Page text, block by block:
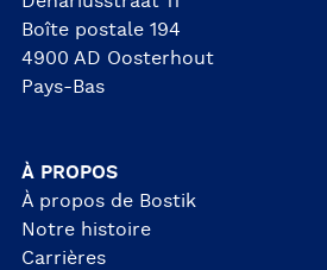
Boîte postale 194
4900 AD Oosterhout
Pays-Bas
À PROPOS
À propos de Bostik
Notre histoire
Carrières